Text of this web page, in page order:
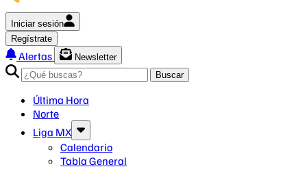
Iniciar sesión
Regístrate
Alertas
Newsletter
Buscar
Última Hora
Norte
Liga MX
Calendario
Tabla General